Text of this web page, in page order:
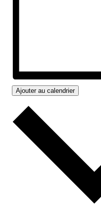
Ajouter au calendrier